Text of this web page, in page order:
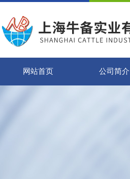
网站首页 公司简介